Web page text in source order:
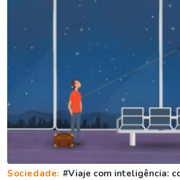
Sociedade: #Viaje com inteligência: